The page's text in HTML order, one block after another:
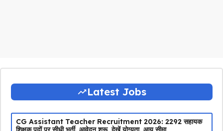
Latest Jobs
CG Assistant Teacher Recruitment 2026: 2292 सहायक